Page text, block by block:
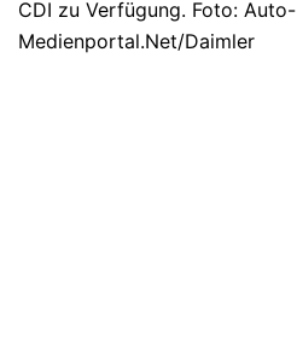
CDI zu Verfügung. Foto: Auto-
Medienportal.Net/Daimler